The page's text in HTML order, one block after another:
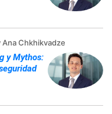
Chkhikvadze
y Mythos: